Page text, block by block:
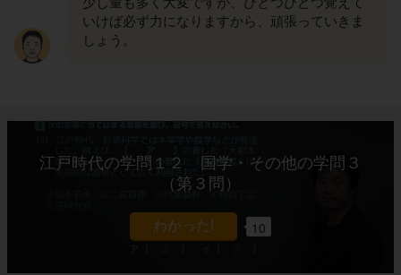
いけば必ず力になりますから、頑張っていきま
しょう。
江戸時代の学問１２ 国学・その他の学問３
（第３問）
10